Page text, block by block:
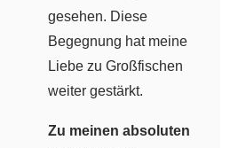
gesehen. Diese
Begegnung hat meine
Liebe zu Großfischen
weiter gestärkt.
Zu meinen absoluten